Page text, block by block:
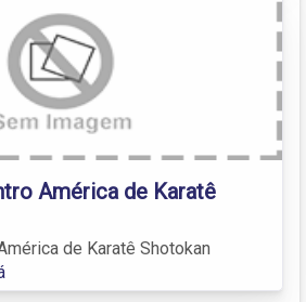
América de Karatê
de Karatê Shotokan